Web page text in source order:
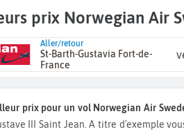
prix Norwegian Air
Aller/retour
St-Barth-Gustavia Fort-de-
France
prix pour un vol Norwegian Air
III Saint Jean.A titre d'exemple